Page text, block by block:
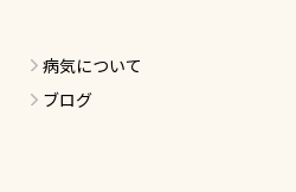
病気について
ブログ